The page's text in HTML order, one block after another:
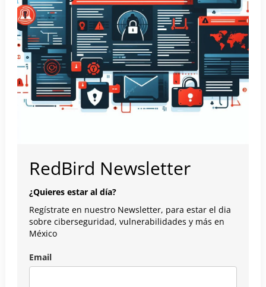
RedBird Newsletter
¿Quieres estar al día?
Regístrate en nuestro Newsletter, para estar el dia
sobre ciberseguridad, vulnerabilidades y más en
México
Email